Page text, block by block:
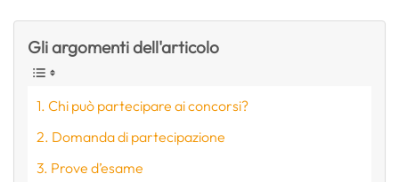
Gli argomenti dell'articolo
Chi può partecipare ai concorsi?
Domanda di partecipazione
Prove d’esame